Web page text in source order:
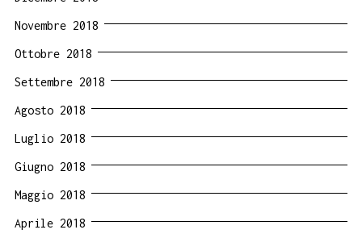
Novembre 2018
Ottobre 2018
Settembre 2018
Agosto 2018
Luglio 2018
Giugno 2018
Maggio 2018
Aprile 2018